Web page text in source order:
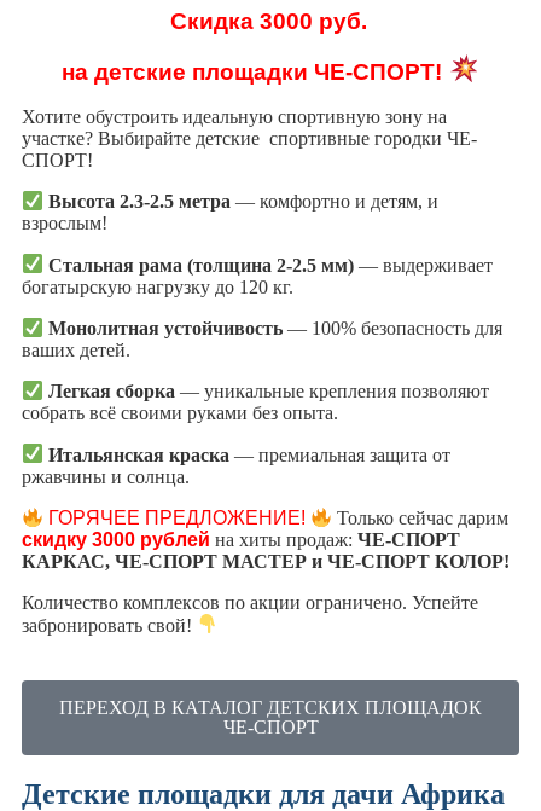
Скидка 3000 руб.
на детские площадки ЧЕ-СПОРТ!
Хотите обустроить идеальную спортивную зону на
участке? Выбирайте детские спортивные городки ЧЕ-
СПОРТ!
Высота 2.3-2.5 метра — комфортно и детям, и
взрослым!
Стальная рама (толщина 2-2.5 мм) — выдерживает
богатырскую нагрузку до 120 кг.
Монолитная устойчивость — 100% безопасность для
ваших детей.
Легкая сборка — уникальные крепления позволяют
собрать всё своими руками без опыта.
Итальянская краска — премиальная защита от
ржавчины и солнца.
ГОРЯЧЕЕ ПРЕДЛОЖЕНИЕ!
Только сейчас дарим
скидку 3000 рублей на хиты продаж: ЧЕ-СПОРТ
КАРКАС, ЧЕ-СПОРТ МАСТЕР и ЧЕ-СПОРТ КОЛОР!
Количество комплексов по акции ограничено. Успейте
забронировать свой!
ПЕРЕХОД В КАТАЛОГ ДЕТСКИХ ПЛОЩАДОК
ЧЕ-СПОРТ
Детские площадки для дачи Африка